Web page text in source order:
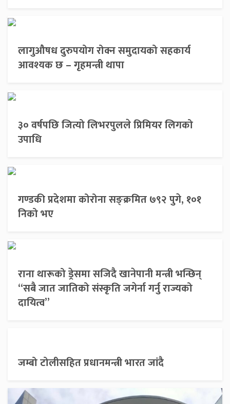
लागुऔषध दुरुपयोग रोक्न समुदायको सहकार्य
आवश्यक छ – गृहमन्त्री थापा
३० वर्षपछि जित्यो लिभरपुलले प्रिमियर लिगको
उपाधि
गण्डकी प्रदेशमा कोरोना सङ्क्रमित ७९२ पुगे, १०१
निको भए
राना थारूको ड्रेसमा सजिदै खानेपानी मन्त्री भन्छिन्
“सबै जात जातिको संस्कृति जगेर्ना गर्नु राज्यको
दायित्व”
जम्बो टोलीसहित प्रधानमन्त्री भारत जांदै